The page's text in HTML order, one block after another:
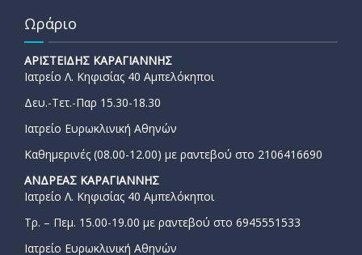
Ωράριο
ΑΡΙΣΤΕΙΔΗΣ ΚΑΡΑΓΙΑΝΝΗΣ
Ιατρείο Λ. Κηφισίας 40 Αμπελόκηποι
Δευ.-Τετ.-Παρ 15.30-18.30
Ιατρείο Ευρωκλινική Αθηνών
Καθημερινές (08.00-12.00) με ραντεβού στο 2106416690
ΑΝΔΡΕΑΣ ΚΑΡΑΓΙΑΝΝΗΣ
Ιατρείο Λ. Κηφισίας 40 Αμπελόκηποι
Τρ. – Πεμ. 15.00-19.00 με ραντεβού στο 6945551533
Ιατρείο Ευρωκλινική Αθηνών